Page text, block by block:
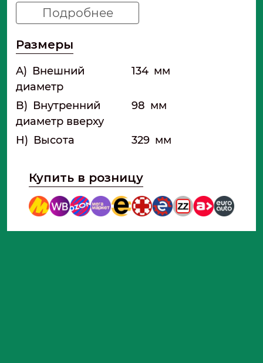
стран СНГ.
Подробнее
Размеры
A) Внешний
диаметр
134 мм
B) Внутренний
диаметр вверху
98 мм
H) Высота 329 мм
Купить в розницу